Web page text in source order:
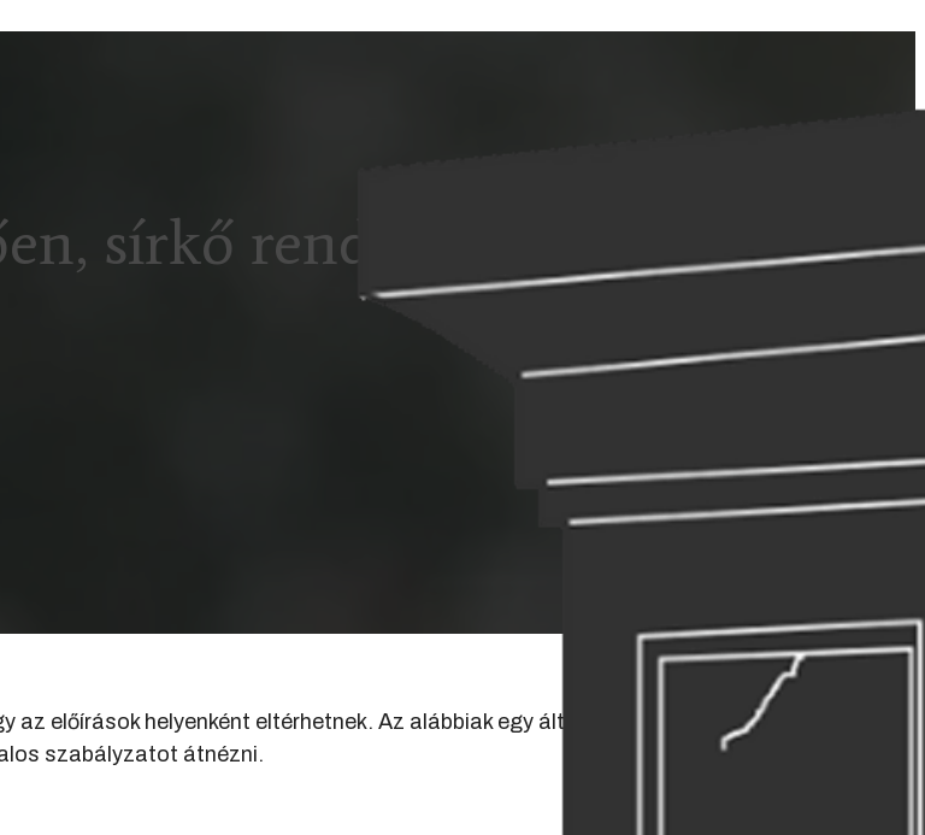
sírkő rendelés előtt
előírások helyenként eltérhetnek. Az alábbiak egy általános iránymutatást adnak, ezért
szabályzatot átnézni.